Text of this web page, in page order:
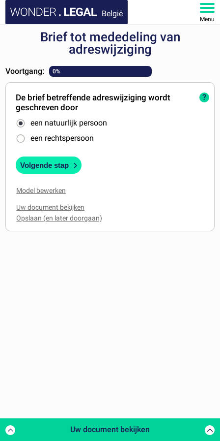
België
Menu
MIJN ACCOUNT
Brief tot mededeling van
adreswijziging
Voortgang: 0%
De brief betreffende adreswijziging wordt
geschreven door
een natuurlijk persoon
een rechtspersoon
?
Volgende stap
Model bewerken
Uw document bekijken
Uw document bekijken